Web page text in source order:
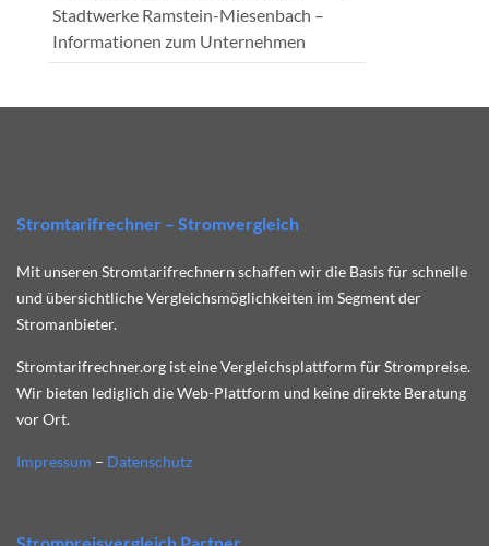
Stadtwerke Ramstein-Miesenbach –
Informationen zum Unternehmen
Stromtarifrechner – Stromvergleich
Mit unseren Stromtarifrechnern schaffen wir die Basis für schnelle
und übersichtliche Vergleichsmöglichkeiten im Segment der
Stromanbieter.
Stromtarifrechner.org ist eine Vergleichsplattform für Strompreise.
Wir bieten lediglich die Web-Plattform und keine direkte Beratung
vor Ort.
Impressum – Datenschutz